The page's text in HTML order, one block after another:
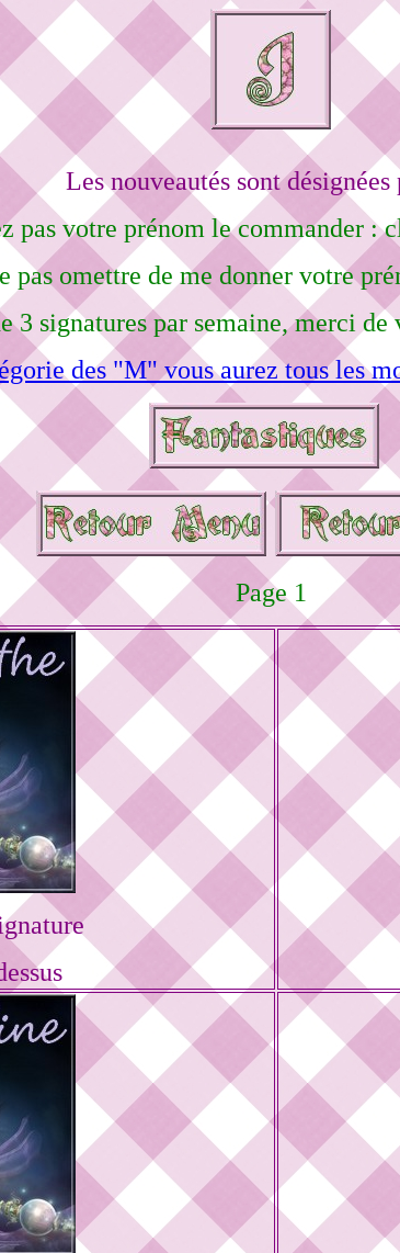
Les nouveautés sont désignées
pas votre prénom le commander :
pas omettre de me donner votre
3 signatures par semaine, merci
des "M" vous aurez tous les
Page 1